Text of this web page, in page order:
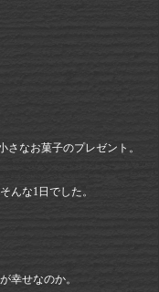
なお菓子のプレゼント。
んな1日でした。
幸せなのか。